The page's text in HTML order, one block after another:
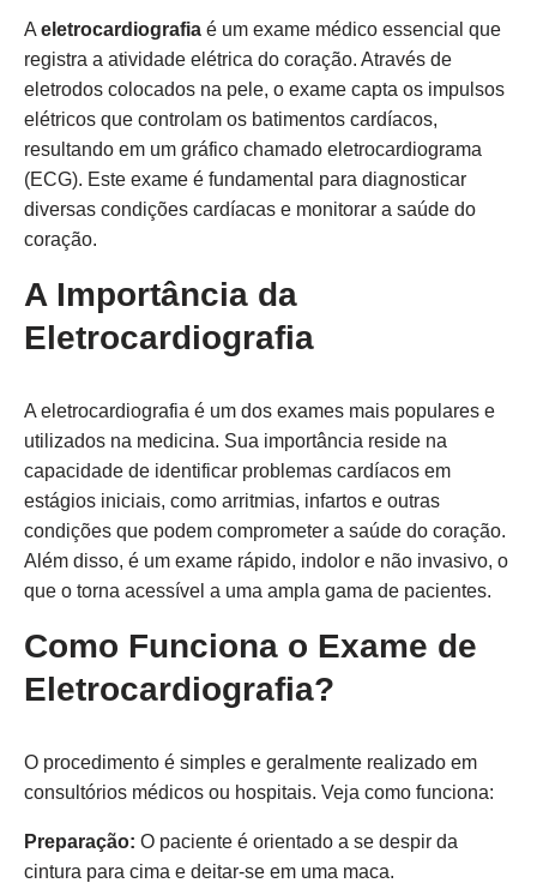
A eletrocardiografia é um exame médico essencial que
registra a atividade elétrica do coração. Através de
eletrodos colocados na pele, o exame capta os impulsos
elétricos que controlam os batimentos cardíacos,
resultando em um gráfico chamado eletrocardiograma
(ECG). Este exame é fundamental para diagnosticar
diversas condições cardíacas e monitorar a saúde do
coração.
A Importância da
Eletrocardiografia
A eletrocardiografia é um dos exames mais populares e
utilizados na medicina. Sua importância reside na
capacidade de identificar problemas cardíacos em
estágios iniciais, como arritmias, infartos e outras
condições que podem comprometer a saúde do coração.
Além disso, é um exame rápido, indolor e não invasivo, o
que o torna acessível a uma ampla gama de pacientes.
Como Funciona o Exame de
Eletrocardiografia?
O procedimento é simples e geralmente realizado em
consultórios médicos ou hospitais. Veja como funciona:
Preparação: O paciente é orientado a se despir da
cintura para cima e deitar-se em uma maca.